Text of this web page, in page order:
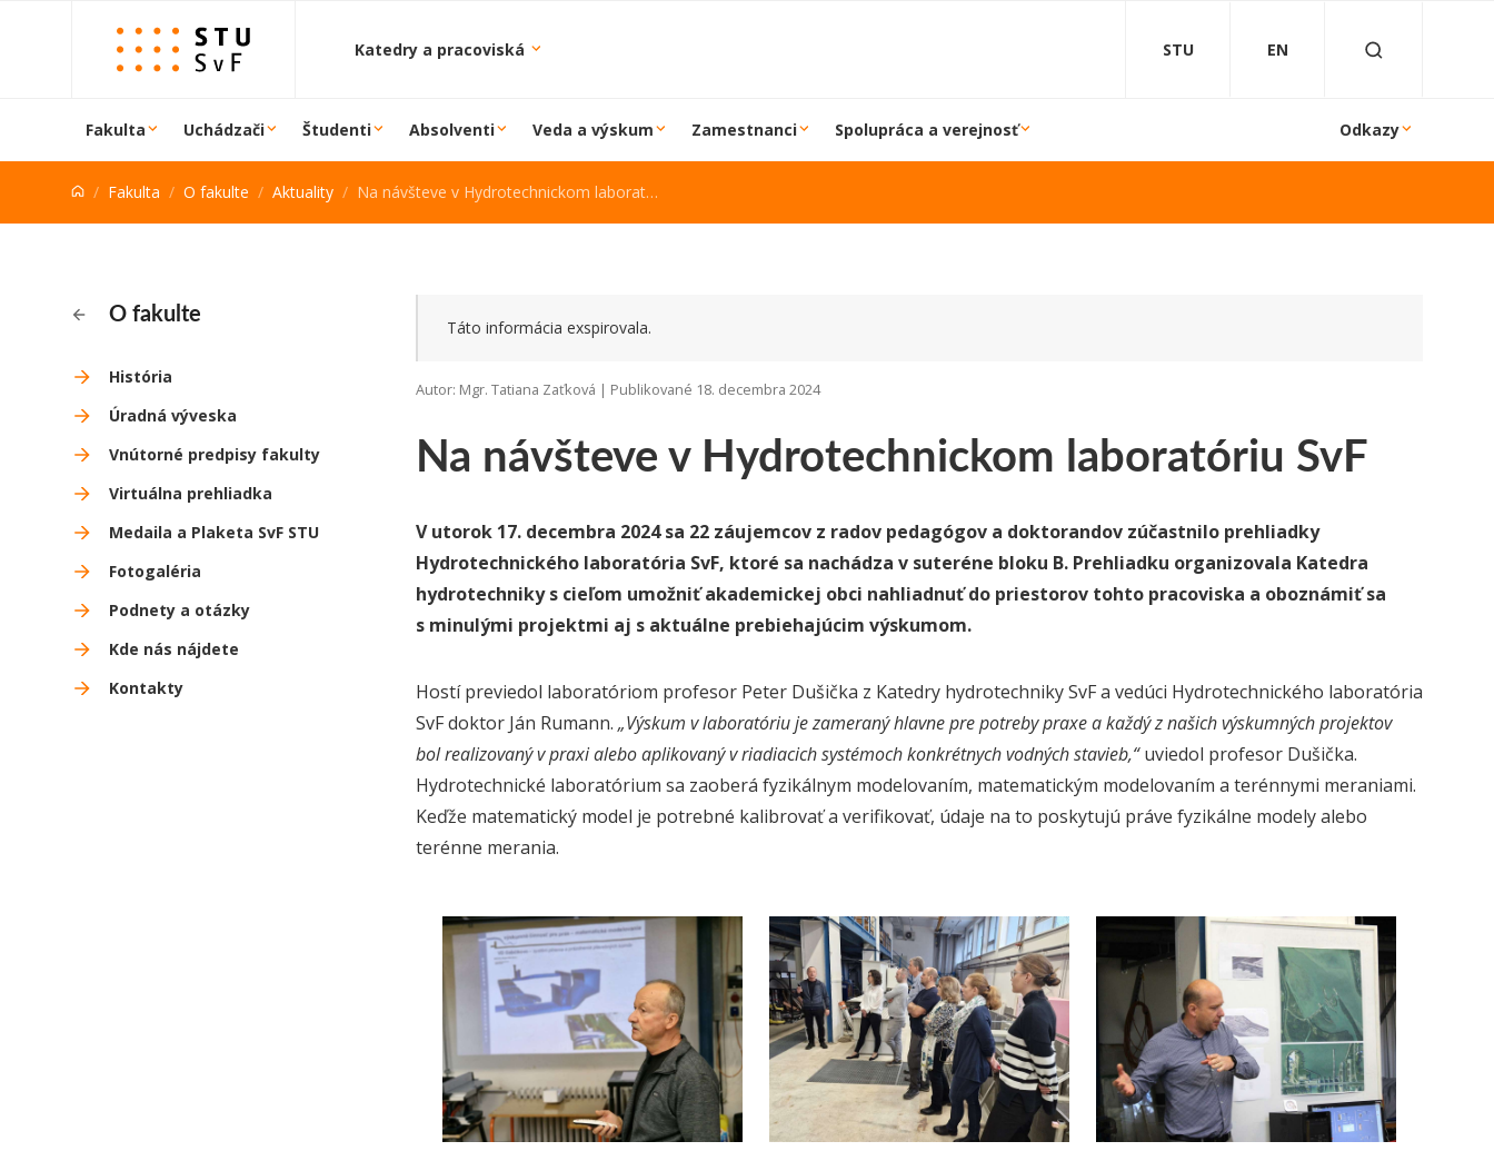
Prejsť na obsah
Katedry a pracoviská STU EN
Fakulta Uchádzači Študenti Absolventi Veda a výskum Zamestnanci Spolupráca a verejnosť Odkazy
Fakulta O fakulte Aktuality Na návšteve v Hydrotechnickom laboratóriu SvF
O fakulte
História
Úradná výveska
Vnútorné predpisy fakulty
Virtuálna prehliadka
Medaila a Plaketa SvF STU
Fotogaléria
Podnety a otázky
Kde nás nájdete
Kontakty
Na návšteve v Hydrotechnickom laboratóriu SvF
Táto informácia exspirovala.
Autor: Mgr. Tatiana Zaťková | Publikované 18. decembra 2024
V utorok 17. decembra 2024 sa 22 záujemcov z radov pedagógov a doktorandov zúčastnilo prehliadky
Hydrotechnického laboratória SvF, ktoré sa nachádza v suteréne bloku B. Prehliadku organizovala Katedra
hydrotechniky s cieľom umožniť akademickej obci nahliadnuť do priestorov tohto pracoviska a oboznámiť sa
s minulými projektmi aj s aktuálne prebiehajúcim výskumom.
Hostí previedol laboratóriom profesor Peter Dušička z Katedry hydrotechniky SvF a vedúci Hydrotechnického laboratória
SvF doktor Ján Rumann. „Výskum v laboratóriu je zameraný hlavne pre potreby praxe a každý z našich výskumných projektov
bol realizovaný v praxi alebo aplikovaný v riadiacich systémoch konkrétnych vodných stavieb,“uviedol profesor Dušička.
Hydrotechnické laboratórium sa zaoberá fyzikálnym modelovaním, matematickým modelovaním a terénnymi meraniami.
Keďže matematický model je potrebné kalibrovať a verifikovať, údaje na to poskytujú práve fyzikálne modely alebo
terénne merania.